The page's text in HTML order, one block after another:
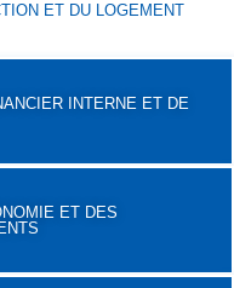
ET DU LOGEMENT
INTERNE ET DE
ET DES